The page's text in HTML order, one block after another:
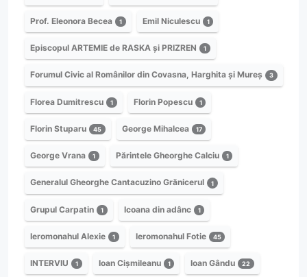
Prof. Eleonora Becea 1 Emil Niculescu 1
Episcopul ARTEMIE de RASKA și PRIZREN 1
Forumul Civic al Românilor din Covasna, Harghita și Mureș 3
Florea Dumitrescu 1 Florin Popescu 1
Florin Stuparu 45 George Mihalcea 17
George Vrana 1 Părintele Gheorghe Calciu 1
Generalul Gheorghe Cantacuzino Grănicerul 1
Grupul Carpatin 1 Icoana din adânc 1
Ieromonahul Alexie 1 Ieromonahul Fotie 45
INTERVIU 1 Ioan Cișmileanu 1 Ioan Gându 22